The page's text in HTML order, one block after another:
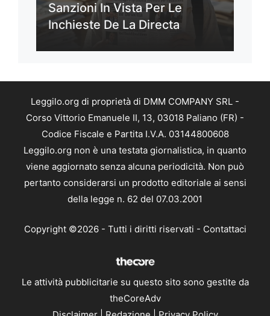
Sanzioni In Vista Per Le
Inchieste De La Directa
Leggilo.org di proprietà di DMM COMPANY SRL -
Corso Vittorio Emanuele II, 13, 03018 Paliano (FR) -
Codice Fiscale e Partita I.V.A. 03144800608
Leggilo.org non è una testata giornalistica, in quanto
viene aggiornato senza alcuna periodicità. Non può
pertanto considerarsi un prodotto editoriale ai sensi
della legge n. 62 del 07.03.2001
Copyright ©2026 - Tutti i diritti riservati - Contattaci
Le attività pubblicitarie su questo sito sono gestite da
theCoreAdv